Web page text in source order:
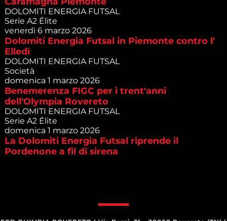
DOLOMITI ENERGIA FUTSAL
Serie A2 Élite
venerdì 6 marzo 2026
Dolomiti Energia Futsal in Piemonte contro l'
Elledì
DOLOMITI ENERGIA FUTSAL
Società
domenica 1 marzo 2026
Benemerenza FIGC per i trent'anni
dell'Olympia Rovereto
DOLOMITI ENERGIA FUTSAL
Serie A2 Élite
domenica 1 marzo 2026
La Dolomiti Energia Futsal riprende il
Pordenone a fil di sirena